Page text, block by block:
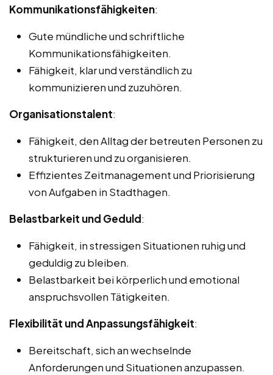
Kommunikationsfähigkeiten:
Gute mündliche und schriftliche
Kommunikationsfähigkeiten.
Fähigkeit, klar und verständlich zu
kommunizieren und zuzuhören.
Organisationstalent:
Fähigkeit, den Alltag der betreuten Personen zu
strukturieren und zu organisieren.
Effizientes Zeitmanagement und Priorisierung
von Aufgaben in Stadthagen.
Belastbarkeit und Geduld:
Fähigkeit, in stressigen Situationen ruhig und
geduldig zu bleiben.
Belastbarkeit bei körperlich und emotional
anspruchsvollen Tätigkeiten.
Flexibilität und Anpassungsfähigkeit:
Bereitschaft, sich an wechselnde
Anforderungen und Situationen anzupassen.